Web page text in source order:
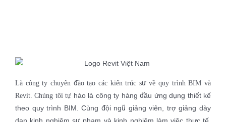
Là công ty chuyên đào tạo các kiến trúc sư về quy trình BIM và
Revit. Chúng tôi tự hào là công ty hàng đầu ứng dụng thiết kế
theo quy trình BIM. Cùng đội ngũ giảng viên, trợ giảng dày